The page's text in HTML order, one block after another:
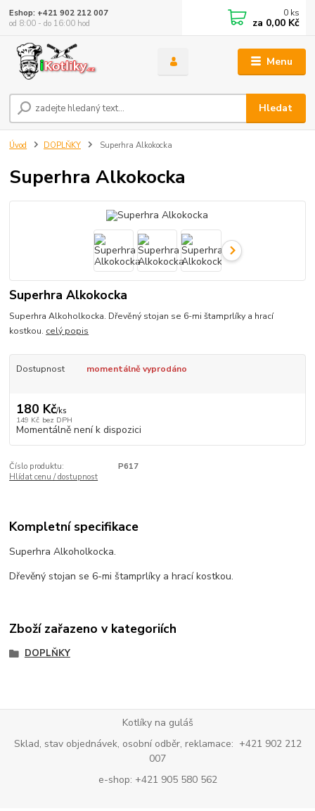
Menu
Hledat
Eshop: +421 902 212 007
od 8:00 - do 16:00 hod
0 ks
za 0,00 Kč
Úvod DOPLŇKY Superhra Alkokocka
Superhra Alkokocka
Superhra Alkokocka
Superhra Alkoholkocka. Dřevěný stojan se 6-mi štamprlíky a hrací
kostkou. celý popis
Dostupnost momentálně vyprodáno
180 Kč/ks
149 Kč bez DPH
Momentálně není k dispozici
Číslo produktu:
P617
Hlídat cenu / dostupnost
Kompletní specifikace
Superhra Alkoholkocka.
Dřevěný stojan se 6-mi štamprlíky a hrací kostkou.
Zboží zařazeno v kategoriích
DOPLŇKY
Kotlíky na guláš
Sklad, stav objednávek, osobní odběr, reklamace: +421 902 212
007
e-shop: +421 905 580 562